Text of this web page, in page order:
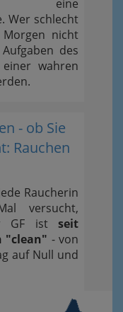
eine
Wer schlecht
nicht
des
wahren
- ob Sie
Rauchen
Raucherin
versucht,
GF ist seit
"clean" - von
auf Null und